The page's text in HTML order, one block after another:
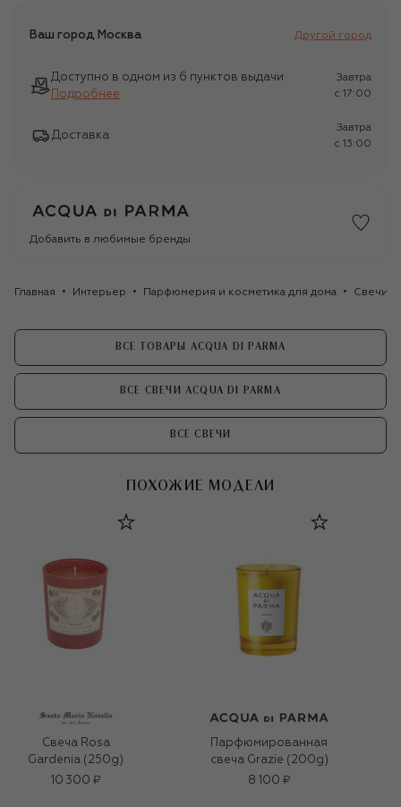
Ваш город Москва Другой город
Доступно в одном из 6 пунктов выдачи
Подробнее
Завтра
c 17:00
Доставка
Завтра
c 13:00
Добавить в любимые бренды
Главная Интерьер Парфюмерия и косметика для дома Свечи
ВСЕ ТОВАРЫ ACQUA DI PARMA
ВСЕ СВЕЧИ ACQUA DI PARMA
ВСЕ СВЕЧИ
ПОХОЖИЕ МОДЕЛИ
Свеча Rosa
Gardenia (250g)
10 300 ₽
Парфюмированная
свеча Grazie (200g)
8 100 ₽